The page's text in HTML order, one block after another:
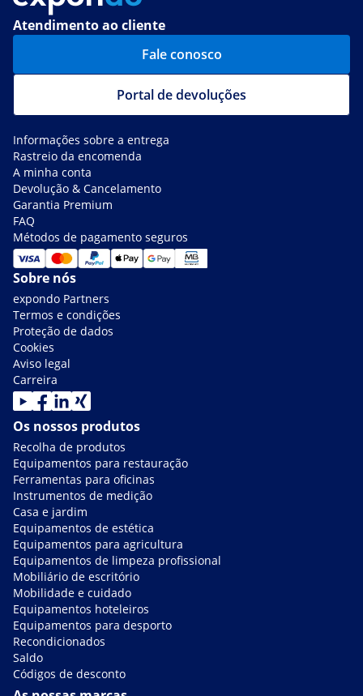
Atendimento ao cliente
Fale conosco
Portal de devoluções
Informações sobre a entrega
Rastreio da encomenda
A minha conta
Devolução & Cancelamento
Garantia Premium
FAQ
Métodos de pagamento seguros
Sobre nós
expondo Partners
Termos e condições
Proteção de dados
Cookies
Aviso legal
Carreira
Os nossos produtos
Recolha de produtos
Equipamentos para restauração
Ferramentas para oficinas
Instrumentos de medição
Casa e jardim
Equipamentos de estética
Equipamentos para agricultura
Equipamentos de limpeza profissional
Mobiliário de escritório
Mobilidade e cuidado
Equipamentos hoteleiros
Equipamentos para desporto
Recondicionados
Saldo
Códigos de desconto